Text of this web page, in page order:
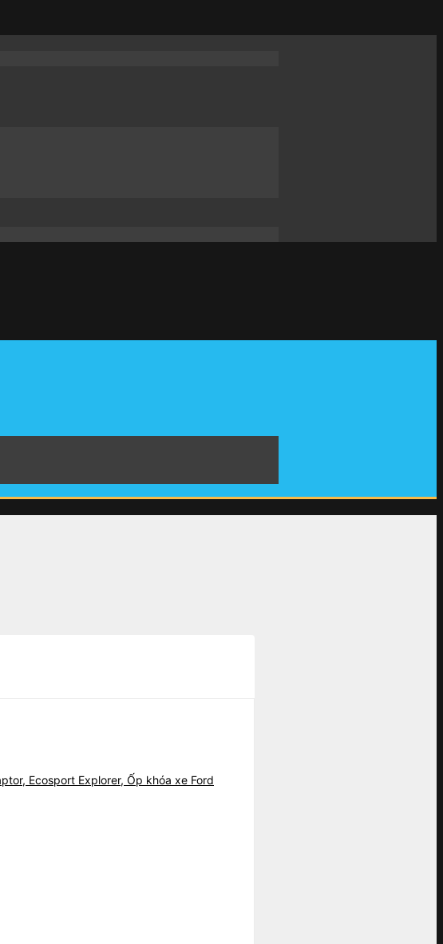
Ecosport Explorer, Ốp khóa xe Ford